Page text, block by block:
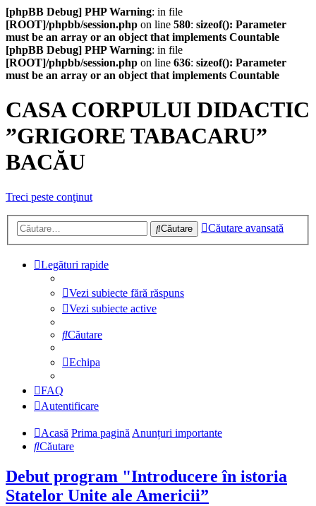
[phpBB Debug] PHP Warning: in file
[ROOT]/phpbb/session.php on line 580: sizeof(): Parameter
must be an array or an object that implements Countable
[phpBB Debug] PHP Warning: in file
[ROOT]/phpbb/session.php on line 636: sizeof(): Parameter
must be an array or an object that implements Countable
CASA CORPULUI DIDACTIC
”GRIGORE TABACARU”
BACĂU
Treci peste conţinut
Căutare Căutare avansată
Legături rapide
Vezi subiecte fără răspuns
Vezi subiecte active
Căutare
Echipa
FAQ
Autentificare
Acasă Prima paginăAnunțuri importante
Căutare
Debut program "Introducere în istoria
Statelor Unite ale Americii”